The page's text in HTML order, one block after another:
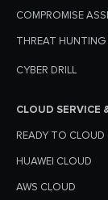
COMPROMISE
THREAT HUNTING
CYBER DRILL
CLOUD SERVICE
READY TO CLOUD
HUAWEI CLOUD
AWS CLOUD